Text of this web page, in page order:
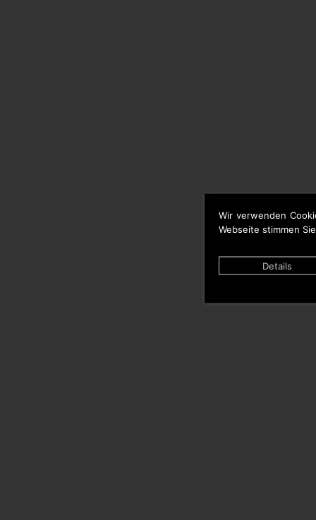
Wir verwenden
Webseite stimmen
Details